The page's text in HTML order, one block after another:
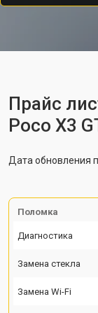
Прайс
Poco X3
Дата обновления
Поломка
Диагностика
Замена стекла
Замена Wi-Fi